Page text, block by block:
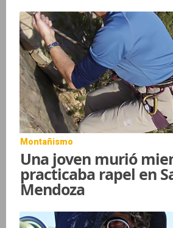
Montañismo
Una joven murió
practicaba rapel en
Mendoza